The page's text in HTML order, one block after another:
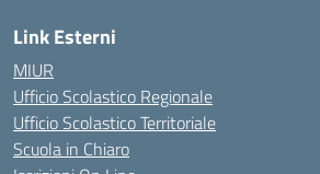
Link Esterni
MIUR
Ufficio Scolastico Regionale
Ufficio Scolastico Territoriale
Scuola in Chiaro